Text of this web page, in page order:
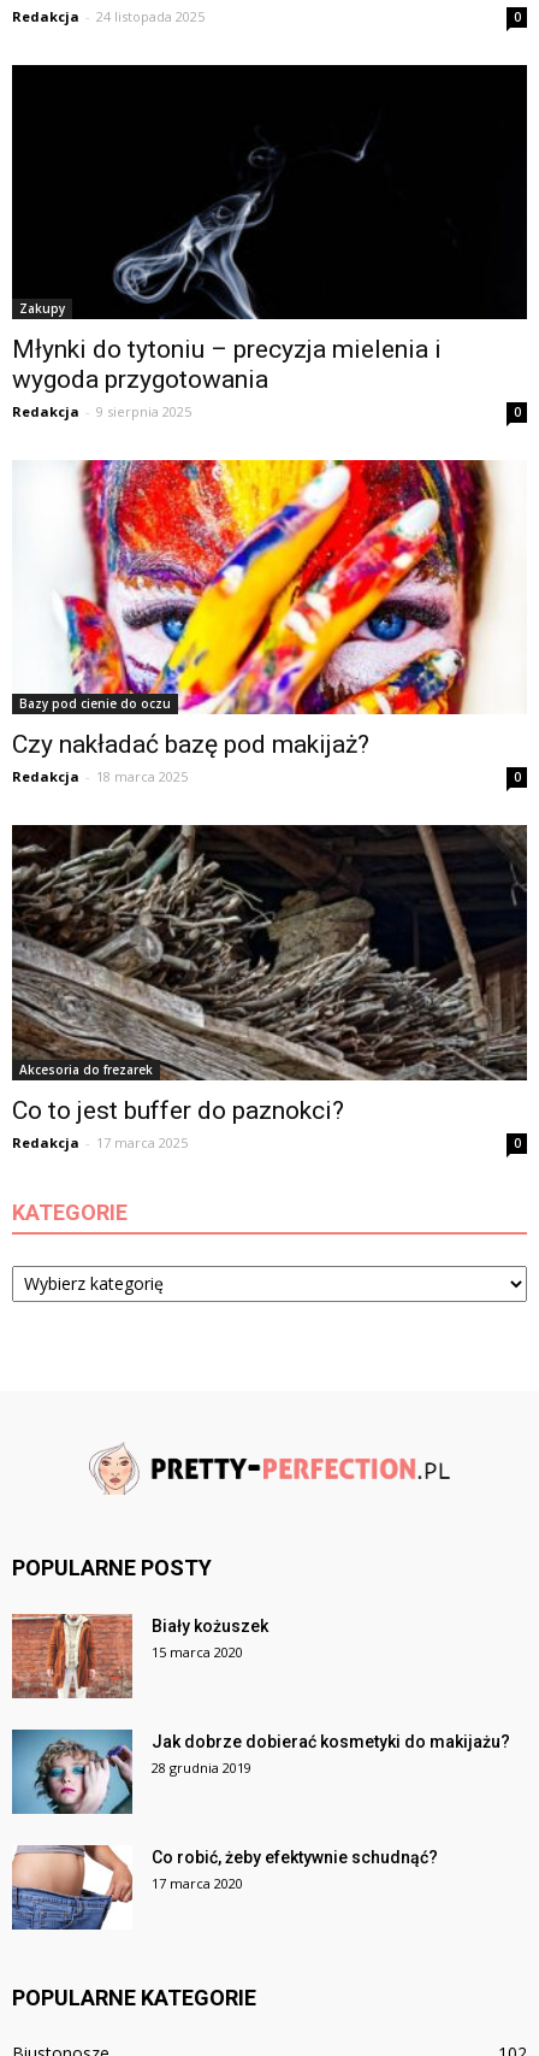
Redakcja - 24 listopada 2025 0
Zakupy
Młynki do tytoniu – precyzja mielenia i
wygoda przygotowania
Redakcja - 9 sierpnia 2025 0
Bazy pod cienie do oczu
Czy nakładać bazę pod makijaż?
Redakcja - 18 marca 2025 0
Akcesoria do frezarek
Co to jest buffer do paznokci?
Redakcja - 17 marca 2025 0
KATEGORIE
Kategorie
POPULARNE POSTY
Biały kożuszek
15 marca 2020
Jak dobrze dobierać kosmetyki do makijażu?
28 grudnia 2019
Co robić, żeby efektywnie schudnąć?
17 marca 2020
POPULARNE KATEGORIE